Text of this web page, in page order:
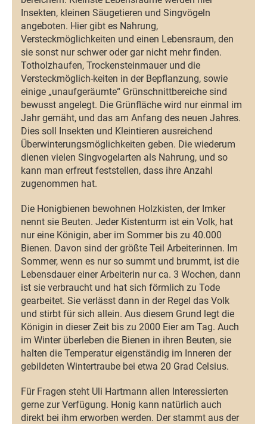
Insekten, kleinen Säugetieren und Singvögeln
angeboten. Hier gibt es Nahrung,
Versteckmöglichkeiten und einen Lebensraum, den
sie sonst nur schwer oder gar nicht mehr finden.
Totholzhaufen, Trockensteinmauer und die
Versteckmöglich-keiten in der Bepflanzung, sowie
einige „unaufgeräumte“ Grünschnittbereiche sind
bewusst angelegt. Die Grünfläche wird nur einmal im
Jahr gemäht, und das am Anfang des neuen Jahres.
Dies soll Insekten und Kleintieren ausreichend
Überwinterungsmöglichkeiten geben. Die wiederum
dienen vielen Singvogelarten als Nahrung, und so
kann man erfreut feststellen, dass ihre Anzahl
zugenommen hat.
Die Honigbienen bewohnen Holzkisten, der Imker
nennt sie Beuten. Jeder Kistenturm ist ein Volk, hat
nur eine Königin, aber im Sommer bis zu 40.000
Bienen. Davon sind der größte Teil Arbeiterinnen. Im
Sommer, wenn es nur so summt und brummt, ist die
Lebensdauer einer Arbeiterin nur ca. 3 Wochen, dann
ist sie verbraucht und hat sich förmlich zu Tode
gearbeitet. Sie verlässt dann in der Regel das Volk
und stirbt für sich allein. Aus diesem Grund legt die
Königin in dieser Zeit bis zu 2000 Eier am Tag. Auch
im Winter überleben die Bienen in ihren Beuten, sie
halten die Temperatur eigenständig im Inneren der
gebildeten Wintertraube bei etwa 20 Grad Celsius.
Für Fragen steht Uli Hartmann allen Interessierten
gerne zur Verfügung. Honig kann natürlich auch
direkt bei ihm erworben werden. Der stammt aus der